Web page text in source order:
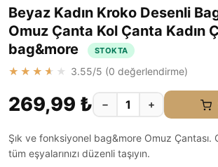
Beyaz Kadın Kroko Desenli
Omuz Çanta Kol Çanta Kadın
bag&more
STOKTA
★★★★★ 3.55/5 (0 değerlendirme)
269,99 ₺ − +
Şık ve fonksiyonel bag&more Omuz Çantası.
tüm eşyalarınızı düzenli taşıyın.